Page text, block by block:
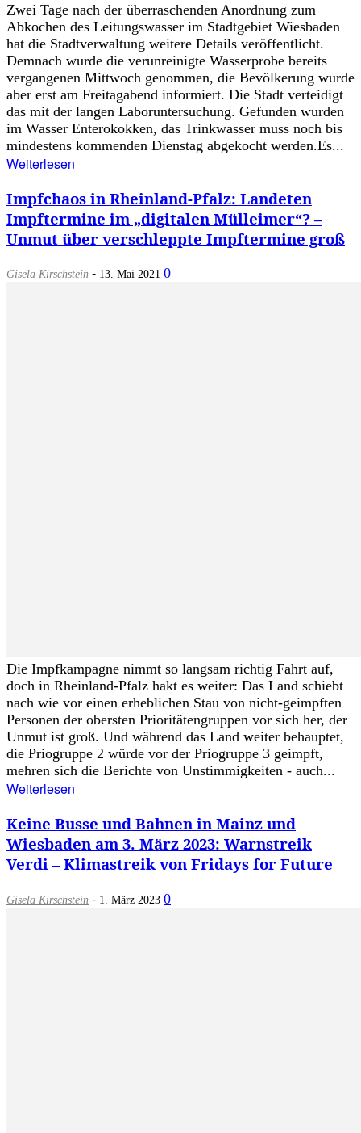
Zwei Tage nach der überraschenden Anordnung zum
Abkochen des Leitungswasser im Stadtgebiet Wiesbaden
hat die Stadtverwaltung weitere Details veröffentlicht.
Demnach wurde die verunreinigte Wasserprobe bereits
vergangenen Mittwoch genommen, die Bevölkerung wurde
aber erst am Freitagabend informiert. Die Stadt verteidigt
das mit der langen Laboruntersuchung. Gefunden wurden
im Wasser Enterokokken, das Trinkwasser muss noch bis
mindestens kommenden Dienstag abgekocht werden.Es...
Weiterlesen
Impfchaos in Rheinland-Pfalz: Landeten
Impftermine im „digitalen Mülleimer“? –
Unmut über verschleppte Impftermine groß
Gisela Kirschstein - 13. Mai 2021 0
Die Impfkampagne nimmt so langsam richtig Fahrt auf,
doch in Rheinland-Pfalz hakt es weiter: Das Land schiebt
nach wie vor einen erheblichen Stau von nicht-geimpften
Personen der obersten Prioritätengruppen vor sich her, der
Unmut ist groß. Und während das Land weiter behauptet,
die Priogruppe 2 würde vor der Priogruppe 3 geimpft,
mehren sich die Berichte von Unstimmigkeiten - auch...
Weiterlesen
Keine Busse und Bahnen in Mainz und
Wiesbaden am 3. März 2023: Warnstreik
Verdi – Klimastreik von Fridays for Future
Gisela Kirschstein - 1. März 2023 0